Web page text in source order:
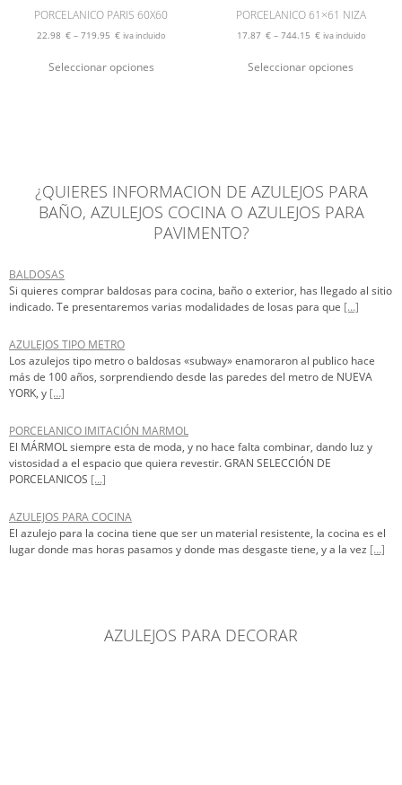
PORCELANICO PARIS 60X60
22.98 € –719.95 € iva incluido
Seleccionar opcionesproducto
pueden
elegir
en
la
PORCELANICO 61×61 NIZA
17.87 €– 744.15 € iva incluido
Seleccionar opciones
pueden
elegir
en
¿QUIERES INFORMACION DE AZULEJOS PARA
BAÑO, AZULEJOS COCINA O AZULEJOS PARA
PAVIMENTO?
BALDOSAS
Si quieres comprar baldosas para cocina, baño o exterior, has llegado al sitio
indicado. Te presentaremos varias modalidades de losas para que […]
AZULEJOS TIPO METRO
Los azulejos tipo metro o baldosas «subway» enamoraron al publico hace
más de 100 años, sorprendiendo desde las paredes del metro de NUEVA
YORK, y […]
PORCELANICO IMITACIÓN MARMOL
El MÁRMOL siempre esta de moda, y no hace falta combinar, dando luz y
vistosidad a el espacio que quiera revestir. GRAN SELECCIÓN DE
PORCELANICOS […]
AZULEJOS PARA COCINA
El azulejo para la cocina tiene que ser un material resistente, la cocina es el
lugar donde mas horas pasamos y donde mas desgaste tiene, y a la vez […]
AZULEJOS PARA DECORAR